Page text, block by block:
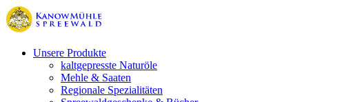
Unsere Produkte
kaltgepresste Naturöle
Mehle & Saaten
Regionale Spezialitäten